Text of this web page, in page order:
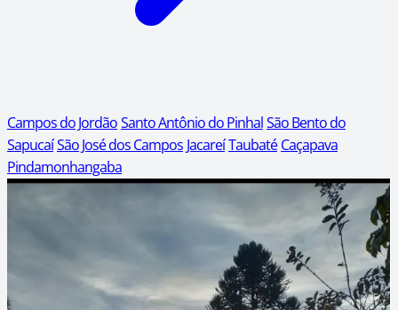
Campos do JordãoSanto Antônio do PinhalSão Bento do
SapucaíSão José dos Campos JacareíTaubaté Caçapava
Pindamonhangaba